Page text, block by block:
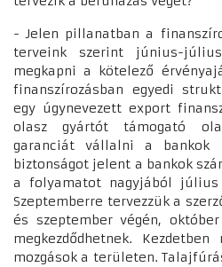
- Jelen pillanatban a
terveink szerint június-
megkapni a kötelező
finanszírozásban egyedi
egy úgynevezett export
olasz gyártót támogató
garanciát vállalni a bankok
biztonságot jelent a bankok
a folyamatot nagyjából
Szeptemberre tervezzük a
és szeptember végén,
megkezdődhetnek.
mozgások a területen.